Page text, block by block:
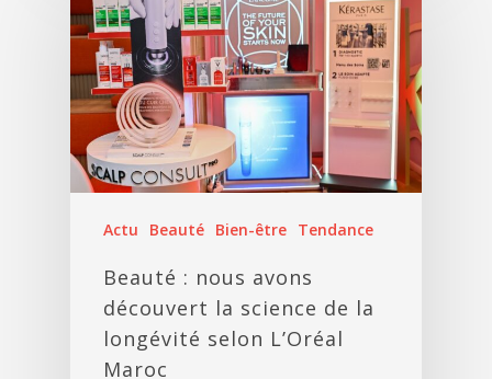
Actu Beauté Bien-être Tendance
Beauté : nous avons
découvert la science de la
longévité selon L’Oréal
Maroc